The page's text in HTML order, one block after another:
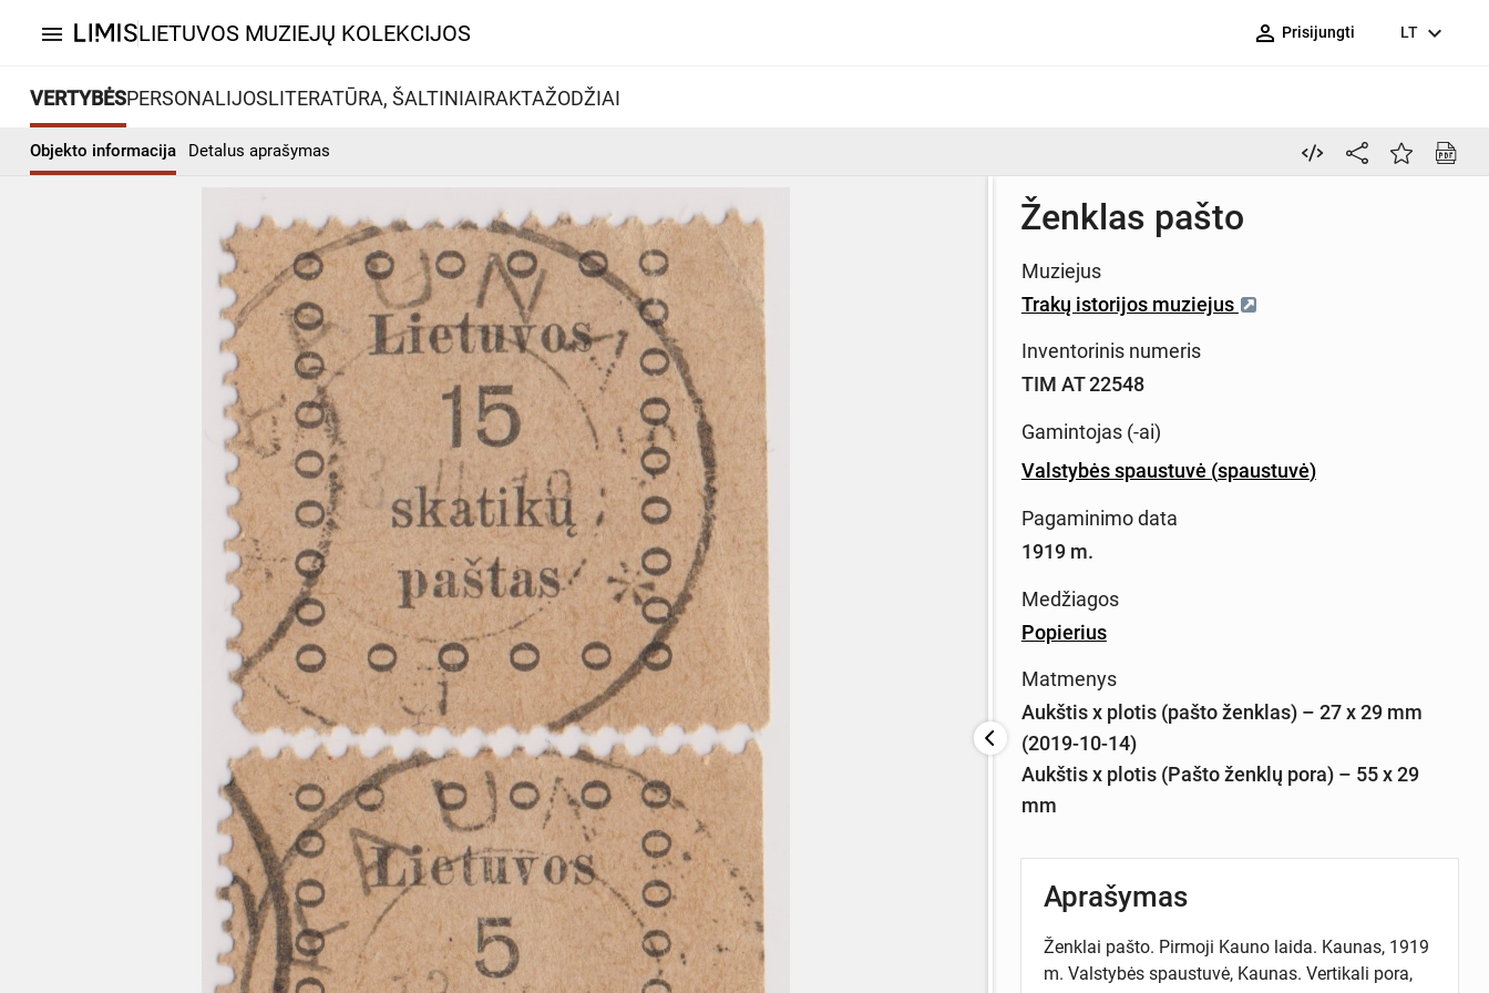
menu LIETUVOS MUZIEJŲ KOLEKCIJOS person_outline Prisijungti LT expand_more
VERTYBĖSPERSONALIJOSLITERATŪRA, ŠALTINIAIRAKTAŽODŽIAI
Objekto informacija Detalus aprašymas
Ženklas pašto
Muziejus
Trakų istorijos muziejus
Inventorinis numeris
TIM AT 22548
Gamintojas (-ai)
Valstybės spaustuvė (spaustuvė)
Pagaminimo data
1919 m.
Medžiagos
Popierius
Matmenys
Aukštis x plotis (pašto ženklas) – 27 x 29 mm
(2019-10-14)
Aukštis x plotis (Pašto ženklų pora) – 55 x 29
mm
Aprašymas
Ženklai pašto. Pirmoji Kauno laida. Kaunas, 1919
m. Valstybės spaustuvė, Kaunas. Vertikali pora,